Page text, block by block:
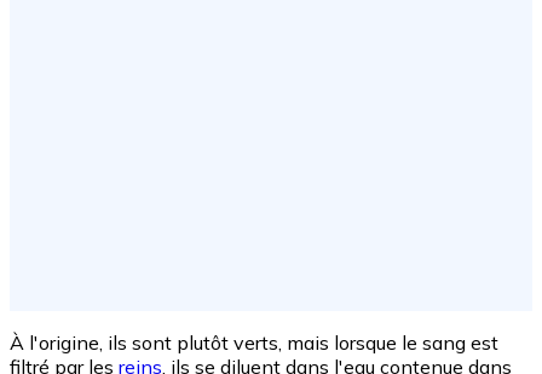
À l'origine, ils sont plutôt verts, mais lorsque le sang est
filtré par les reins, ils se diluent dans l'eau contenue dans